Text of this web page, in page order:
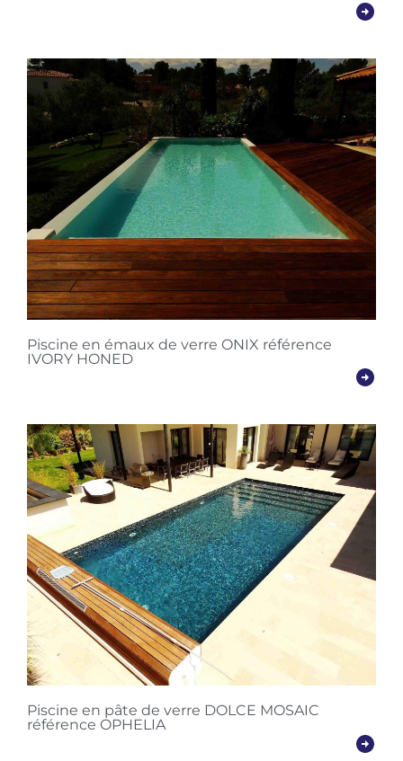
Piscine en émaux de verre ONIX référence
IVORY HONED
Piscine en pâte de verre DOLCE MOSAIC
référence OPHELIA